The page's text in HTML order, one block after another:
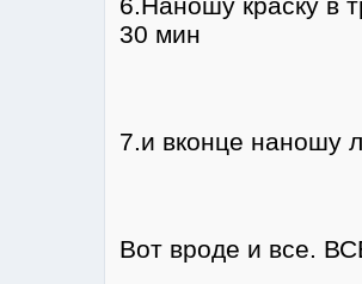
30 мин
7.и вконце наношу
Вот вроде и все.